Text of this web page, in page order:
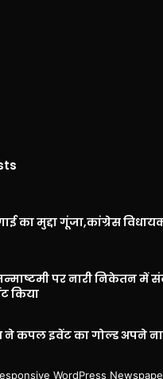
का मुद्दा गूंजा,कांग्रेस
पर नारी निकेतन में
किया
ने कपल इवेंट का गोल्ड अपने
WordPress